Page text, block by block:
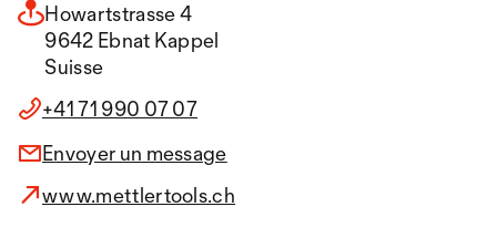
Howartstrasse 4
9642 Ebnat Kappel
Suisse
+41 71 990 07 07
Envoyer un message
www.mettlertools.ch